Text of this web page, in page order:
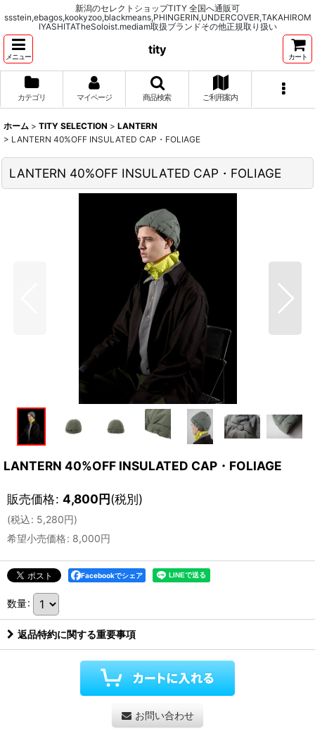
新潟のセレクトショップTITY 全国へ通販可
ssstein,ebagos,kookyzoo,blackmeans,PHINGERIN,UNDERCOVER,TAKAHIROM
IYASHITATheSoloist.mediam取扱ブランドその他正規取り扱い
メニュー
tity
カート
カテゴリ マイページ 商品検索 ご利用案内
ホーム > TITY SELECTION > LANTERN
> LANTERN 40%OFF INSULATED CAP・FOLIAGE
LANTERN 40%OFF INSULATED CAP・FOLIAGE
LANTERN 40%OFF INSULATED CAP・FOLIAGE
販売価格: 4,800円(税別)
(税込: 5,280円)
希望小売価格: 8,000円
Facebookでシェア
数量:
返品特約に関する重要事項
お問い合わせ